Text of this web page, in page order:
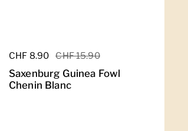
Regulärer Preis
CHF 8.90 Sale-Preis
CHF 15.90
Saxenburg Guinea Fowl
Chenin Blanc